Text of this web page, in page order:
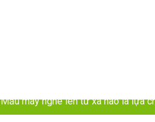
Mẫu máy nghe lén từ xa nào là lựa